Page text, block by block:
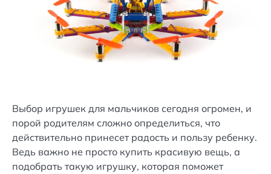
Выбор игрушек для мальчиков сегодня огромен, и
порой родителям сложно определиться, что
действительно принесет радость и пользу ребенку.
Ведь важно не просто купить красивую вещь, а
подобрать такую игрушку, которая поможет